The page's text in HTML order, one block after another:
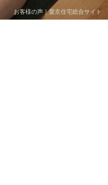
お客様の声｜愛京住宅総合サイト